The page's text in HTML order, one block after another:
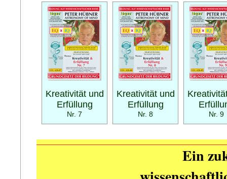
Kreativität und
Erfüllung
Nr. 7
Kreativität und
Erfüllung
Nr. 8 Nr. 9
Ein